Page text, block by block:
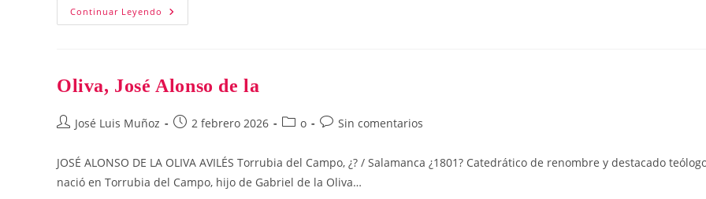
Continuar Leyendo Val,
Alberto
Oliva, José Alonso de la
Autor
la
entrada:
José Luis Muñoz
Publicación
la
entrada:
2 febrero 2026
Categoría
entrada:
o
Comentarios
entrada:
Sin comentarios
JOSÉ ALONSO DE LA OLIVA AVILÉS Torrubia del Campo, ¿? / Salamanca ¿1801? Catedrático de renombre y destacado
nació en Torrubia del Campo, hijo de Gabriel de la Oliva…